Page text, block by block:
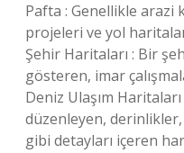
Pafta : Genellikle arazi
projeleri ve yol
Şehir Haritaları : Bir
gösteren, imar
Deniz Ulaşım
düzenleyen,
gibi detayları içeren